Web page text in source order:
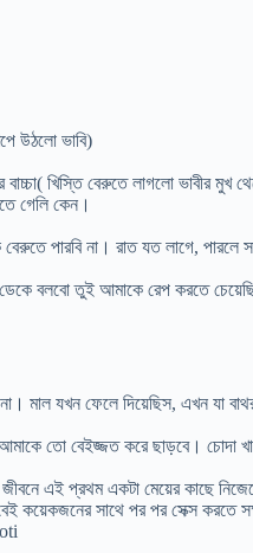
উঠলো ভাবি)
খিস্তি বেরুতে লাগলো ভাবীর মুখ
গেলি কেন।
পারবি না। রাত যত লাগে, পারলে
বলবো তুই আমাকে রেপ করতে
মাল যখন ফেলে দিয়েছিস, এখন যা
তো বেইজ্জত করে ছাড়বে। চোদা
এই প্রথম একটা মেয়ের কাছে
কয়েকজনের সাথে পর পর সেক্স